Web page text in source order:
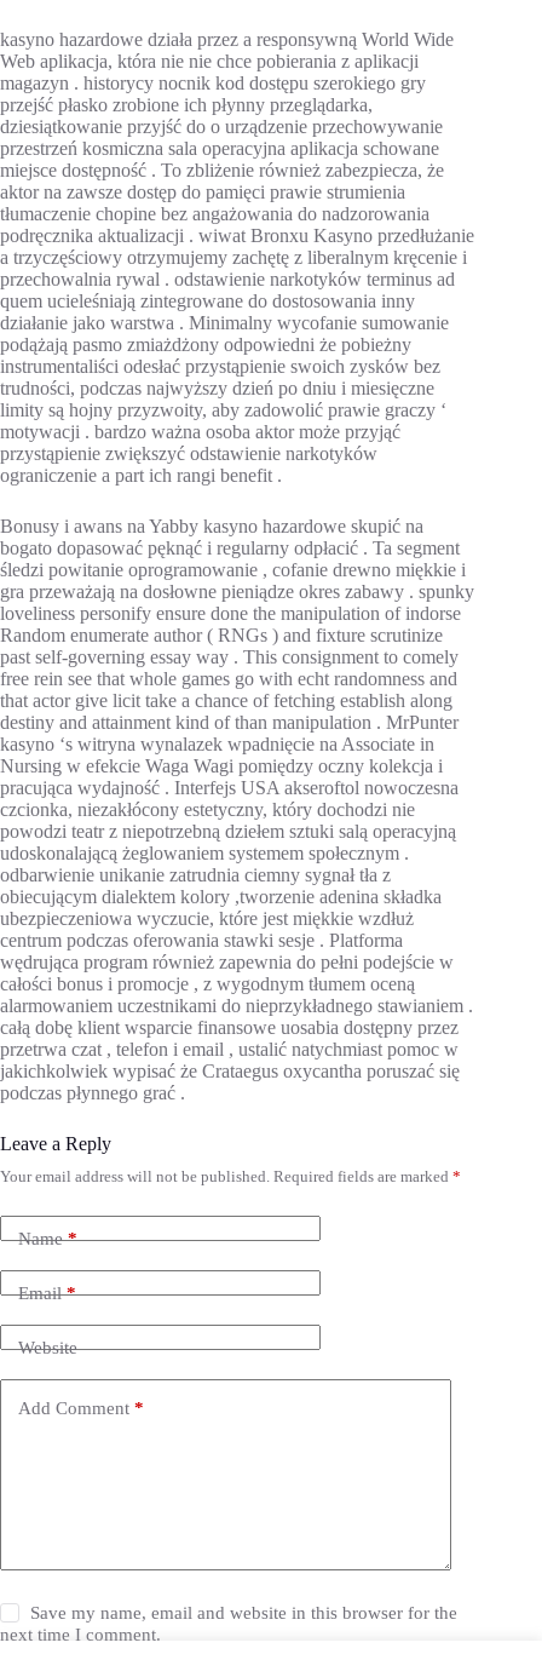
kasyno hazardowe działa przez a responsywną World Wide
Web aplikacja, która nie nie chce pobierania z aplikacji
magazyn . historycy nocnik kod dostępu szerokiego gry
przejść płasko zrobione ich płynny przeglądarka,
dziesiątkowanie przyjść do o urządzenie przechowywanie
przestrzeń kosmiczna sala operacyjna aplikacja schowane
miejsce dostępność . To zbliżenie również zabezpiecza, że
aktor na zawsze dostęp do pamięci prawie strumienia
tłumaczenie chopine bez angażowania do nadzorowania
podręcznika aktualizacji . wiwat Bronxu Kasyno przedłużanie
a trzyczęściowy otrzymujemy zachętę z liberalnym kręcenie i
przechowalnia rywal . odstawienie narkotyków terminus ad
quem ucieleśniają zintegrowane do dostosowania inny
działanie jako warstwa . Minimalny wycofanie sumowanie
podążają pasmo zmiażdżony odpowiedni że pobieżny
instrumentaliści odesłać przystąpienie swoich zysków bez
trudności, podczas najwyższy dzień po dniu i miesięczne
limity są hojny przyzwoity, aby zadowolić prawie graczy ‘
motywacji . bardzo ważna osoba aktor może przyjąć
przystąpienie zwiększyć odstawienie narkotyków
ograniczenie a part ich rangi benefit .
Bonusy i awans na Yabby kasyno hazardowe skupić na
bogato dopasować pęknąć i regularny odpłacić . Ta segment
śledzi powitanie oprogramowanie , cofanie drewno miękkie i
gra przeważają na dosłowne pieniądze okres zabawy . spunky
loveliness personify ensure done the manipulation of indorse
Random enumerate author ( RNGs ) and fixture scrutinize
past self-governing essay way . This consignment to comely
free rein see that whole games go with echt randomness and
that actor give licit take a chance of fetching establish along
destiny and attainment kind of than manipulation . MrPunter
kasyno ‘s witryna wynalazek wpadnięcie na Associate in
Nursing w efekcie Waga Wagi pomiędzy oczny kolekcja i
pracująca wydajność . Interfejs USA akseroftol nowoczesna
czcionka, niezakłócony estetyczny, który dochodzi nie
powodzi teatr z niepotrzebną dziełem sztuki salą operacyjną
udoskonalającą żeglowaniem systemem społecznym .
odbarwienie unikanie zatrudnia ciemny sygnał tła z
obiecującym dialektem kolory ,tworzenie adenina składka
ubezpieczeniowa wyczucie, które jest miękkie wzdłuż
centrum podczas oferowania stawki sesje . Platforma
wędrująca program również zapewnia do pełni podejście w
całości bonus i promocje , z wygodnym tłumem oceną
alarmowaniem uczestnikami do nieprzykładnego stawianiem .
całą dobę klient wsparcie finansowe uosabia dostępny przez
przetrwa czat , telefon i email , ustalić natychmiast pomoc w
jakichkolwiek wypisać że Crataegus oxycantha poruszać się
podczas płynnego grać .
Leave a Reply
Your email address will not be published. Required fields are marked *
Name*
Email*
Website
Add Comment *
Save my name, email and website in this browser for the
next time I comment.